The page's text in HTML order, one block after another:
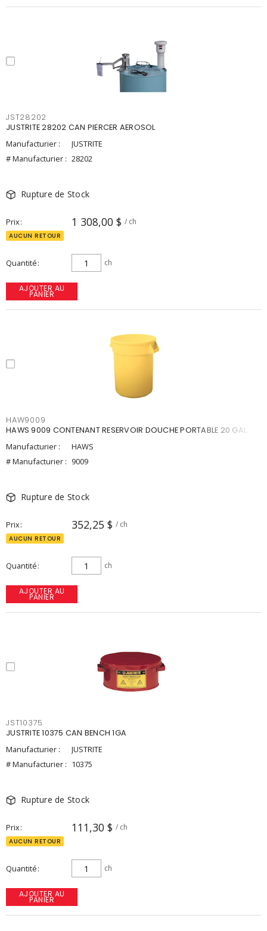
JST28202
JUSTRITE 28202 CAN PIERCER AEROSOL
Manufacturier :
JUSTRITE
# Manufacturier : 28202
Rupture de Stock
Prix 1 308,00 $ / ch
AUCUN RETOUR
Quantité ch
AJOUTER AU
PANIER
HAW9009
HAWS 9009 CONTENANT RESERVOIR DOUCHE PORTABLE 20 GAL.
Manufacturier :
HAWS
# Manufacturier : 9009
Rupture de Stock
Prix 352,25 $ / ch
AUCUN RETOUR
Quantité ch
AJOUTER AU
PANIER
JST10375
JUSTRITE 10375 CAN BENCH 1GA
Manufacturier :
JUSTRITE
# Manufacturier : 10375
Rupture de Stock
Prix 111,30 $ / ch
AUCUN RETOUR
Quantité ch
AJOUTER AU
PANIER